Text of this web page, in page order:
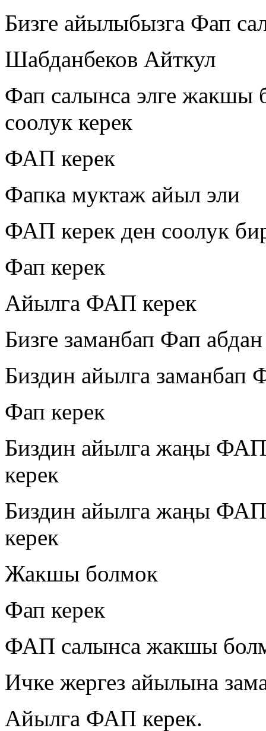
Бизге айылыбызга Фап
Шабданбеков Айткул
Фап салынса элге жакшы
соолук керек
ФАП керек
Фапка муктаж айыл эли
ФАП керек ден соолук
Фап керек
Айылга ФАП керек
Бизге заманбап Фап
Биздин айылга заманбап
Фап керек
Биздин айылга жаңы
керек
Биздин айылга жаңы
керек
Жакшы болмок
Фап керек
ФАП салынса жакшы
Ичке жергез айылына
Айылга ФАП керек.